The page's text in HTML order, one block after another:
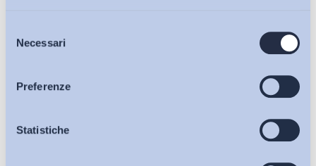
delNecessari
Preferenze
Statistiche
Bollettini ADAPT
Articoli
Osservatori
Ho letto e Accetto il trattamento dei dati personali descritti